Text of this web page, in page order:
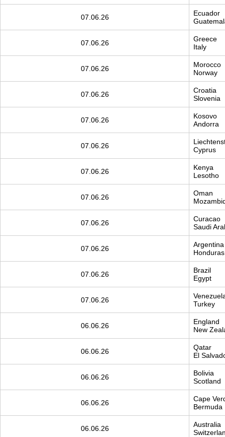
07.06.26
Ecuador
07.06.26
Greece
Italy
07.06.26
Morocco
Norway
07.06.26
Croatia
Slovenia
07.06.26
Kosovo
Andorra
07.06.26
Cyprus
07.06.26
Kenya
Lesotho
07.06.26
Oman
07.06.26
Curacao
Saudi
07.06.26
Argentina
Honduras
07.06.26
Brazil
Egypt
07.06.26
Turkey
06.06.26
England
New
06.06.26
Qatar
El
06.06.26
Bolivia
Scotland
06.06.26
Cape
Bermuda
06.06.26
Australia